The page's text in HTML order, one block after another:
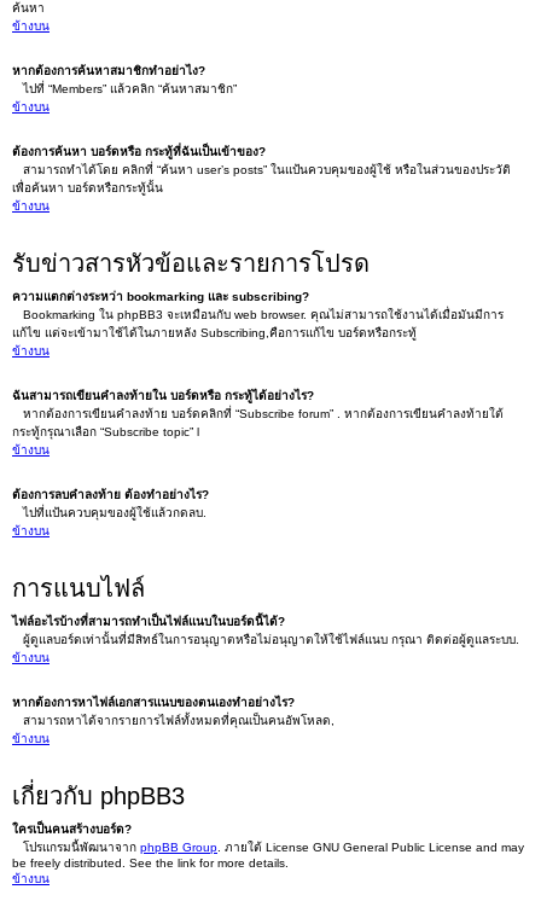
ค้นหา
ข้างบน
หากต้องการค้นหาสมาชิกทำอย่าไง?
ไปที่ “Members” แล้วคลิก “ค้นหาสมาชิก”
ข้างบน
ต้องการค้นหา บอร์ดหรือ กระทู้ที่ฉันเป็นเข้าของ?
สามารถทำได้โดย คลิกที่ “ค้นหา user’s posts” ในแป้นควบคุมของผู้ใช้ หรือในส่วนของประวัติ
เพื่อค้นหา บอร์ดหรือกระทู้นั้น
ข้างบน
รับข่าวสารหัวข้อและรายการโปรด
ความแตกต่างระหว่า bookmarking และ subscribing?
Bookmarking ใน phpBB3 จะเหมือนกับ web browser. คุณไม่สามารถใช้งานได้เมื่อมันมีการ
แก้ไข แต่จะเข้ามาใช้ได้ในภายหลัง Subscribing,คือการแก้ไข บอร์ดหรือกระทู้
ข้างบน
ฉันสามารถเขียนคำลงท้ายใน บอร์ดหรือ กระทู้ได้อย่างไร?
หากต้องการเขียนคำลงท้าย บอร์ดคลิกที่ “Subscribe forum” . หากต้องการเขียนคำลงท้ายใต้
กระทู้กรุณาเลือก “Subscribe topic” l
ข้างบน
ต้องการลบคำลงท้าย ต้องทำอย่างไร?
ไปที่แป้นควบคุมของผู้ใช้แล้วกดลบ.
ข้างบน
การแนบไฟล์
ไฟล์อะไรบ้างที่สามารถทำเป็นไฟล์แนบในบอร์ดนี้ได้?
ผู้ดูแลบอร์ดเท่านั้นที่มีสิทธ์ในการอนุญาตหรือไม่อนุญาตให้ใช้ไฟล์แนบ กรุณา ติดต่อผู้ดูแลระบบ.
ข้างบน
หากต้องการหาไฟล์เอกสารแนบของตนเองทำอย่างไร?
สามารถหาได้จากรายการไฟล์ทั้งหมดที่คุณเป็นคนอัพโหลด,
ข้างบน
เกี่ยวกับ phpBB3
ใครเป็นคนสร้างบอร์ด?
โปรแกรมนี้พัฒนาจาก phpBB Group . ภายใต้ License GNU General Public License and may
be freely distributed. See the link for more details.
ข้างบน